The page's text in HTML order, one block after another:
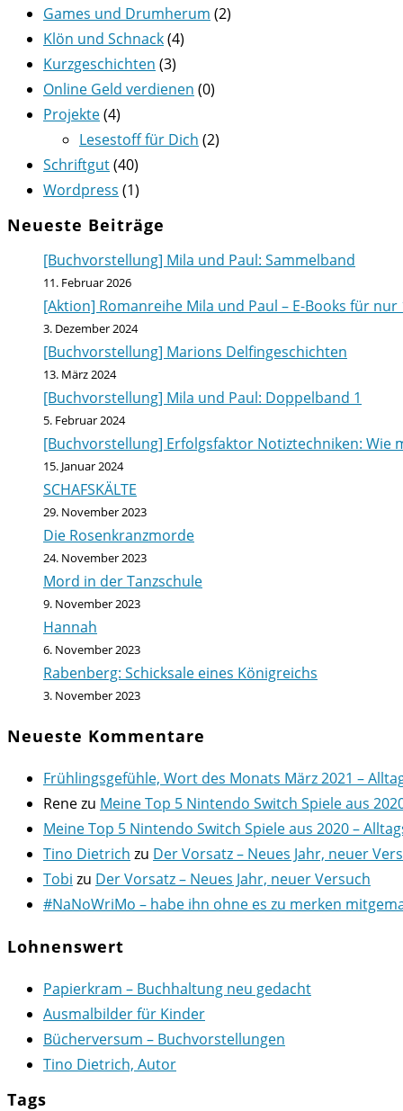
Games und Drumherum (2)
Klön und Schnack(4)
Kurzgeschichten (3)
Online Geld verdienen (0)
Projekte(4)
Lesestoff für Dich (2)
Schriftgut(40)
Wordpress (1)
Neueste Beiträge
[Buchvorstellung] Mila und Paul: Sammelband
11. Februar 2026
[Aktion] Romanreihe Mila und Paul – E-Books für nur
3. Dezember 2024
[Buchvorstellung] Marions Delfingeschichten
13. März 2024
[Buchvorstellung] Mila und Paul: Doppelband 1
5. Februar 2024
[Buchvorstellung] Erfolgsfaktor Notiztechniken:
15. Januar 2024
SCHAFSKÄLTE
29. November 2023
Die Rosenkranzmorde
24. November 2023
Mord in der Tanzschule
9. November 2023
Hannah
6. November 2023
Rabenberg: Schicksale eines Königreichs
3. November 2023
Neueste Kommentare
Frühlingsgefühle, Wort des Monats März 2021 –
Renezu Meine Top 5 Nintendo Switch Spiele aus
Meine Top 5 Nintendo Switch Spiele aus 2020 –
Tino Dietrich zu Der Vorsatz – Neues Jahr, neuer
Tobi zu Der Vorsatz – Neues Jahr, neuer Versuch
#NaNoWriMo – habe ihn ohne es zu merken
Lohnenswert
Papierkram – Buchhaltung neu gedacht
Ausmalbilder für Kinder
Bücherversum – Buchvorstellungen
Tino Dietrich, Autor
Tags